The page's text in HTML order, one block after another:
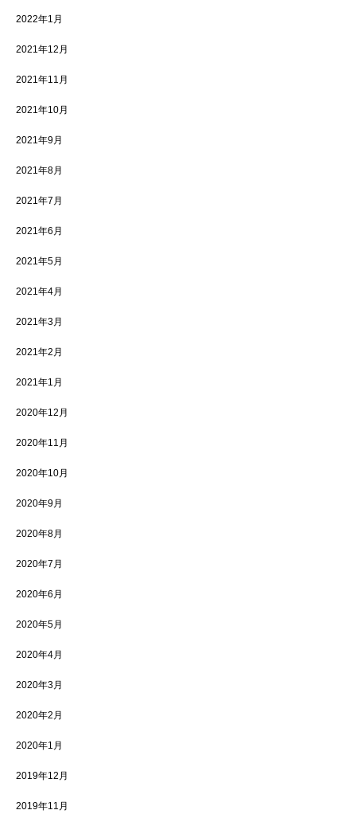
2022年1月
2021年12月
2021年11月
2021年10月
2021年9月
2021年8月
2021年7月
2021年6月
2021年5月
2021年4月
2021年3月
2021年2月
2021年1月
2020年12月
2020年11月
2020年10月
2020年9月
2020年8月
2020年7月
2020年6月
2020年5月
2020年4月
2020年3月
2020年2月
2020年1月
2019年12月
2019年11月